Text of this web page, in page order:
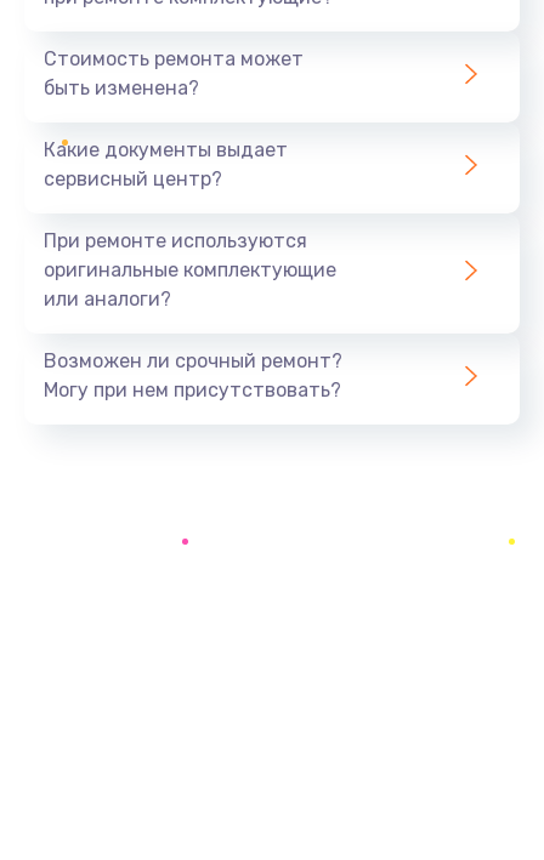
1100 руб.
Ремонт разъема питания
Ремонт Wi-Fi модуля
Заказать
Стоимость ремонта может
быть изменена?
Какие документы выдает
сервисный центр?
При ремонте используются
оригинальные комплектующие
или аналоги?
Возможен ли срочный ремонт?
Могу при нем присутствовать?